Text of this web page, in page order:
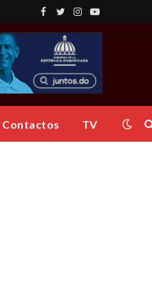
Facebook
TwitterInstagram
YouTube
Contactos TV